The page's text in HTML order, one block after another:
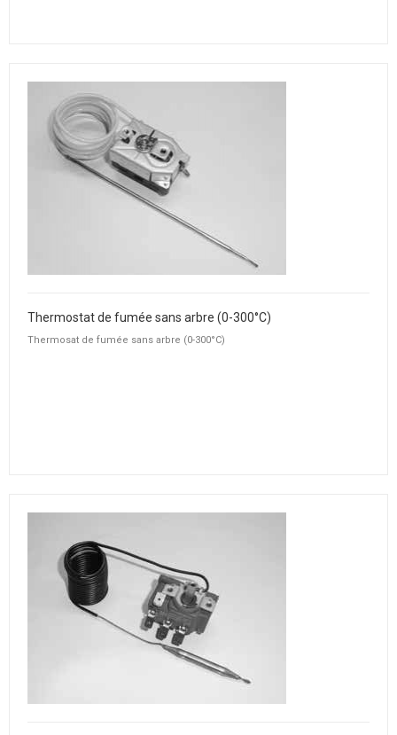
Thermostat de fumée sans arbre (0-300°C)
Thermosat de fumée sans arbre (0-300°C)